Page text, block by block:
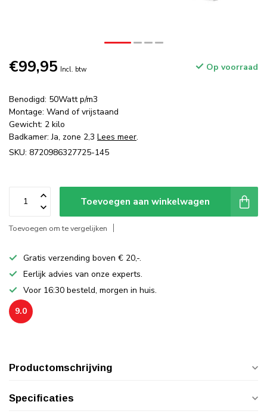
€99,95 Incl. btw Op voorraad
Benodigd: 50Watt p/m3
Montage: Wand of vrijstaand
Gewicht: 2 kilo
Badkamer: Ja, zone 2,3 Lees meer.
SKU: 8720986327725-145
Toevoegen aan winkelwagen
Toevoegen om te vergelijken
Gratis verzending boven € 20,-.
Eerlijk advies van onze experts.
Voor 16:30 besteld, morgen in huis.
9.0
Productomschrijving
Specificaties